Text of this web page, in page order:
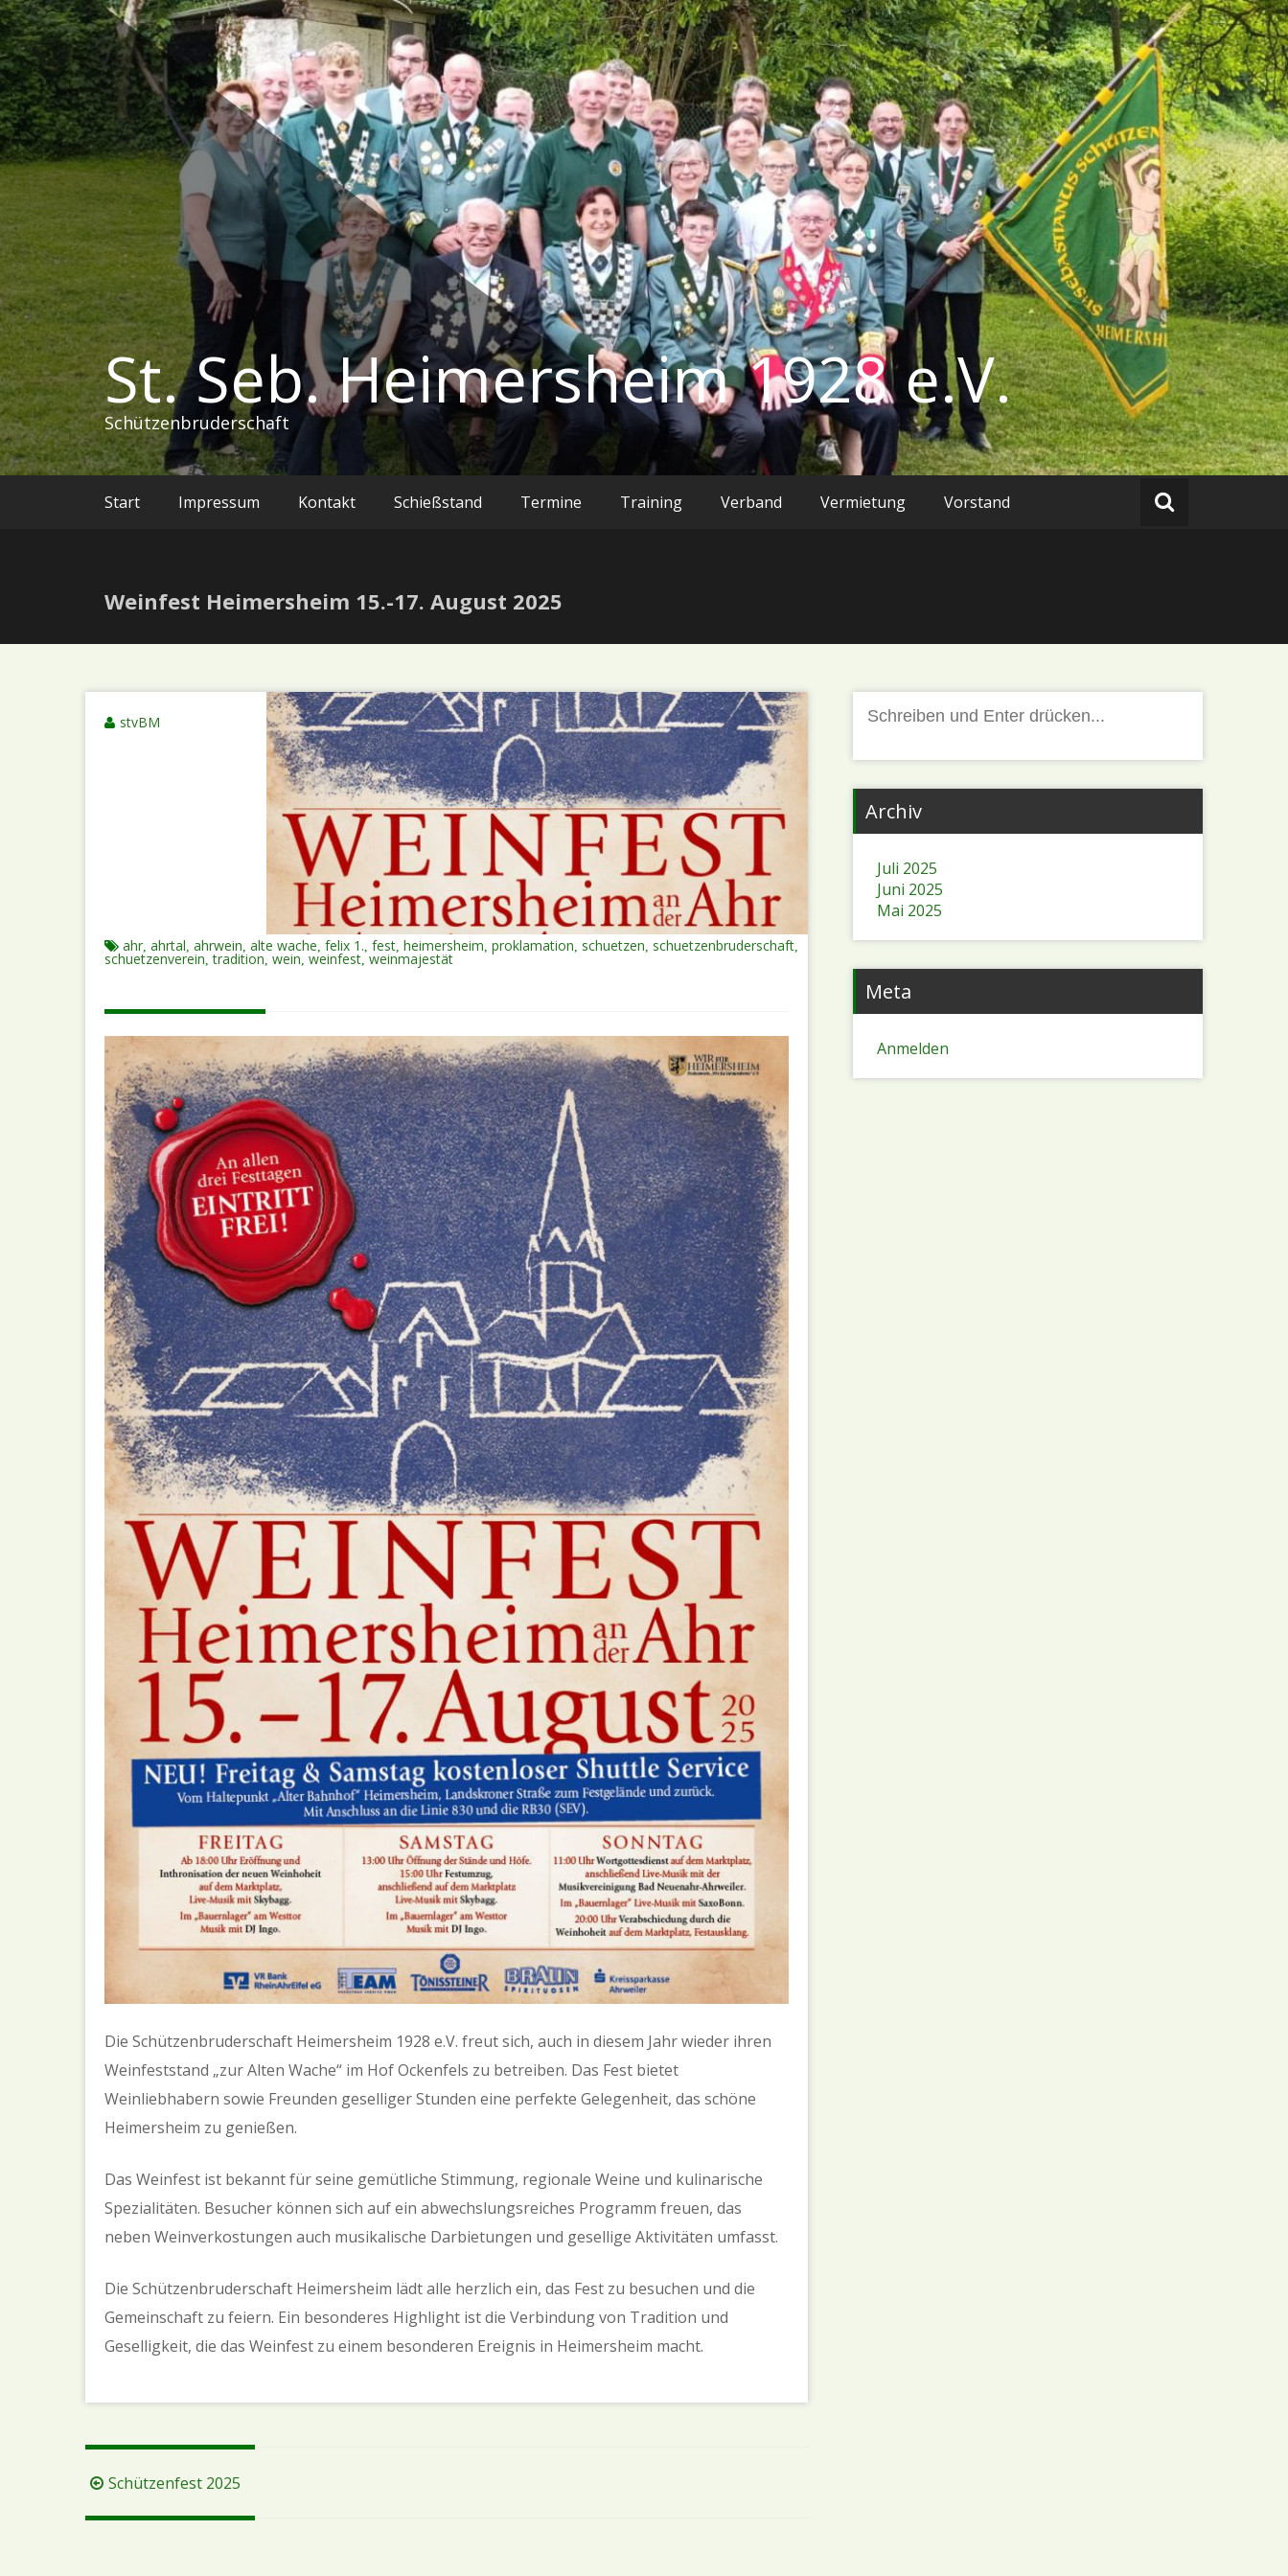
Zum
Inhalt
springen
St. Seb. Heimersheim 1928 e.V.
Schützenbruderschaft
Start Impressum Kontakt Schießstand Termine Training Verband Vermietung Vorstand
Weinfest Heimersheim 15.-17. August 2025
stvBM
ahr ahrtal ahrwein alte wache felix 1. fest heimersheim proklamation schuetzen schuetzenbruderschaft
schuetzenverein ,tradition wein weinfest weinmajestät
Die Schützenbruderschaft Heimersheim 1928 e.V. freut sich, auch in diesem Jahr wieder ihren
Weinfeststand „zur Alten Wache“ im Hof Ockenfels zu betreiben. Das Fest bietet
Weinliebhabern sowie Freunden geselliger Stunden eine perfekte Gelegenheit, das schöne
Heimersheim zu genießen.
Das Weinfest ist bekannt für seine gemütliche Stimmung, regionale Weine und kulinarische
Spezialitäten. Besucher können sich auf ein abwechslungsreiches Programm freuen, das
neben Weinverkostungen auch musikalische Darbietungen und gesellige Aktivitäten umfasst.
Die Schützenbruderschaft Heimersheim lädt alle herzlich ein, das Fest zu besuchen und die
Gemeinschaft zu feiern. Ein besonderes Highlight ist die Verbindung von Tradition und
Geselligkeit, die das Weinfest zu einem besonderen Ereignis in Heimersheim macht.
Beitragsnavigation
Schützenfest 2025
nach:
Archiv
Juli 2025
Juni 2025
Mai 2025
Meta
Anmelden